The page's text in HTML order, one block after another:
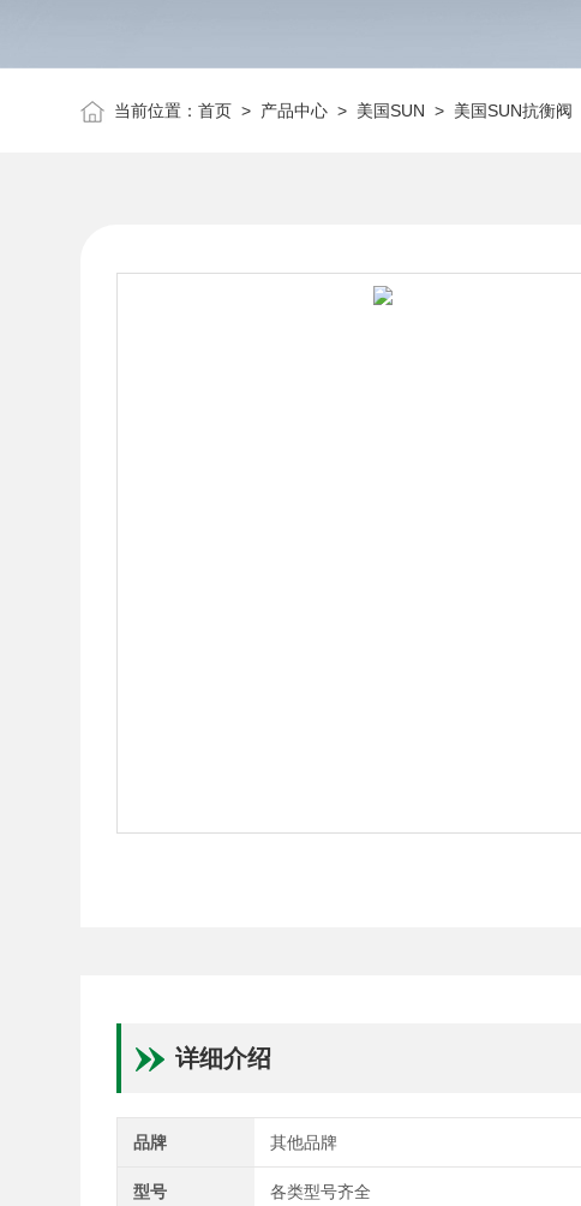
当前位置：首页 > 产品中心 > 美国SUN > 美国SUN抗衡阀
详细介绍
品牌 其他品牌
型号 各类型号齐全